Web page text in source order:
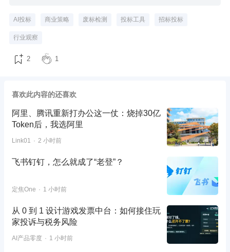
AI投标 商业策略 废标检测 投标工具 招标投标
行业观察
2 1
喜欢此内容的还喜欢
阿里、腾讯重新打办公这一仗：烧掉30亿
Token后，我选阿里
Link01 2 小时前
飞书钉钉，怎么就成了“老登”？
定焦One 1 小时前
从 0 到 1 设计游戏发票中台：如何接住玩
家投诉与税务风险
AI产品零度 1 小时前